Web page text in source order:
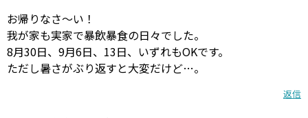
お帰りなさ〜い！
我が家も実家で暴飲暴食の日々でした。
8月30日、9月6日、13日、いずれもOKです。
ただし暑さがぶり返すと大変だけど…。
返信